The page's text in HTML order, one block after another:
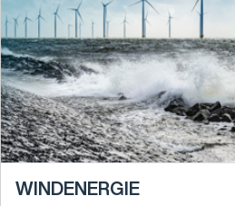
WINDENERGIE